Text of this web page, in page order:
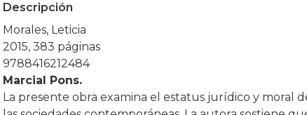
Descripción
Morales, Leticia
2015, 383 páginas
9788416212484
Marcial Pons.
La presente obra examina el estatus jurídico y moral